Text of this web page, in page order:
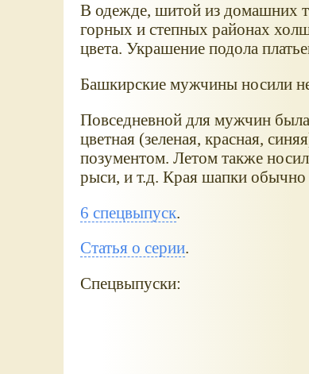
В одежде, шитой из домашних
горных и степных районах
цвета. Украшение подола
Башкирские мужчины носили
Повседневной для мужчин
цветная (зеленая, красная,
позументом. Летом также
рыси, и т.д. Края шапки обычно
6 спецвыпуск.
Статья о серии.
Спецвыпуски: